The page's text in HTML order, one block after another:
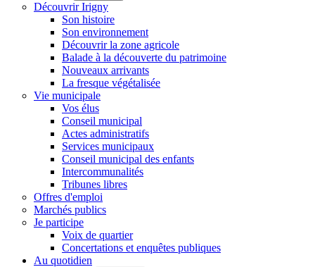
Découvrir Irigny
Son histoire
Son environnement
Découvrir la zone agricole
Balade à la découverte du patrimoine
Nouveaux arrivants
La fresque végétalisée
Vie municipale
Vos élus
Conseil municipal
Actes administratifs
Services municipaux
Conseil municipal des enfants
Intercommunalités
Tribunes libres
Offres d'emploi
Marchés publics
Je participe
Voix de quartier
Concertations et enquêtes publiques
Au quotidien